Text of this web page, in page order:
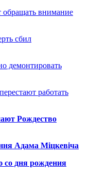
обращать внимание
сбил
демонтировать
работать
Рождество
Адама Міцкевіча
со дня рождения